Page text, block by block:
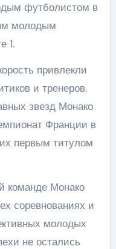
футболистом в
молодым
1.
привлекли
и тренеров.
звезд Монако
Франции в
первым титулом
команде Монако
соревнованиях и
молодых
не остались